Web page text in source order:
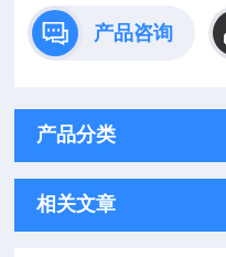
产品咨询
产品分类
相关文章